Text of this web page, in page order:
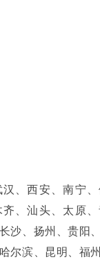
、西安、南宁
、汕头、太原
沙、扬州、贵阳
尔滨、昆明、福